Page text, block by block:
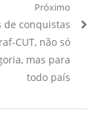
Próximo
de conquistas
CUT, não só
mas para
todo país